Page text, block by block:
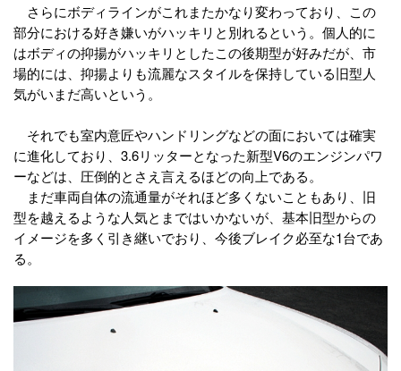
さらにボディラインがこれまたかなり変わっており、この
部分における好き嫌いがハッキリと別れるという。個人的に
はボディの抑揚がハッキリとしたこの後期型が好みだが、市
場的には、抑揚よりも流麗なスタイルを保持している旧型人
気がいまだ高いという。
それでも室内意匠やハンドリングなどの面においては確実
に進化しており、3.6リッターとなった新型V6のエンジンパワ
ーなどは、圧倒的とさえ言えるほどの向上である。
まだ車両自体の流通量がそれほど多くないこともあり、旧
型を越えるような人気とまではいかないが、基本旧型からの
イメージを多く引き継いでおり、今後ブレイク必至な1台であ
る。